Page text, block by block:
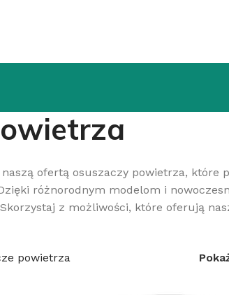
ofertą osuszaczy powietrza,
różnorodnym modelom i
z możliwości, które oferują
powietrza